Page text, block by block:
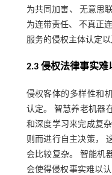
为共同加害、 无意思
为连带责任、 不真正
服务的侵权主体认定
2.3 侵权法律事实难
侵权客体的多样性和
认定。 智慧养老机器
和深度学习来完成复
则而进行自主决策，
会比较复杂。 智能机
会使得侵权事实难以